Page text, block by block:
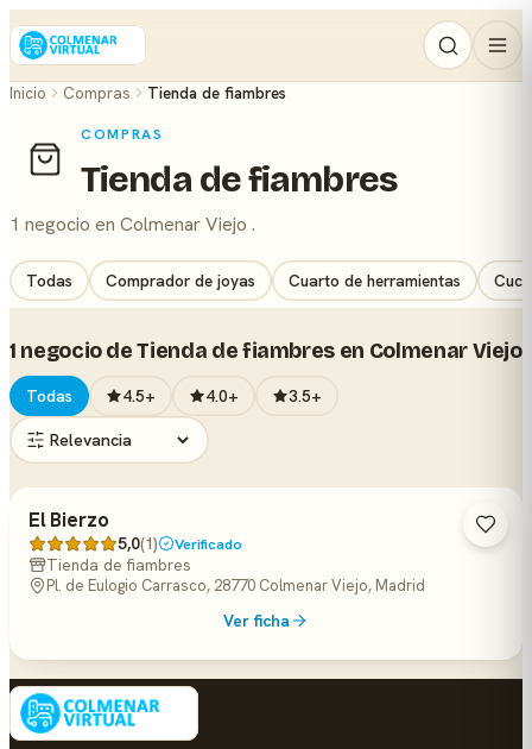
Inicio Compras Tienda de fiambres
COMPRAS
Tienda de fiambres
1 negocio en Colmenar Viejo .
Todas Comprador de joyas Cuarto de herramientas
1 negocio de Tienda de fiambres en Colmenar Viejo
Todas 4.5+ 4.0+ 3.5+
El Bierzo
5,0(1) Verificado
Tienda de fiambres
Pl. de Eulogio Carrasco, 28770 Colmenar Viejo, Madrid
Ver ficha